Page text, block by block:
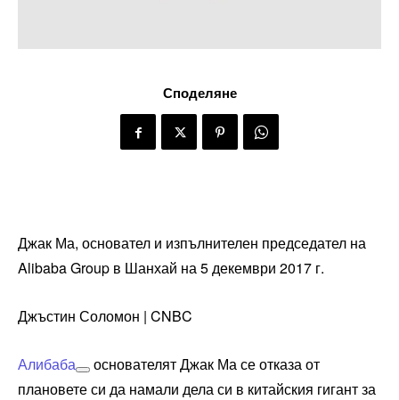
Споделяне
Джак Ма, основател и изпълнителен председател на
Alibaba Group в Шанхай на 5 декември 2017 г.
Джъстин Соломон | CNBC
Алибаба
основателят Джак Ма се отказа от
плановете си да намали дела си в китайския гигант за